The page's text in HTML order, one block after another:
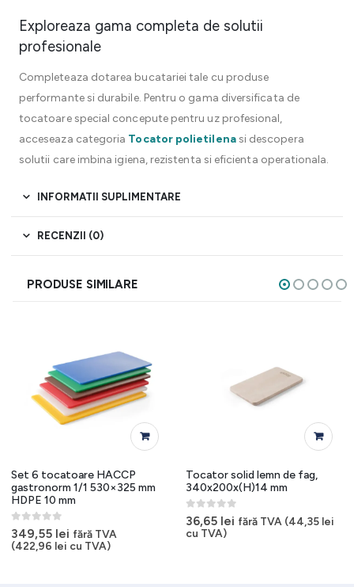
Exploreaza gama completa de solutii
profesionale
Completeaza dotarea bucatariei tale cu produse
performante si durabile. Pentru o gama diversificata de
tocatoare special concepute pentru uz profesional,
acceseaza categoria Tocator polietilenasi descopera
solutii care imbina igiena, rezistenta si eficienta operationala.
INFORMATII SUPLIMENTARE
RECENZII (0)
PRODUSE SIMILARE
Set 6 tocatoare HACCP
gastronorm 1/1 530×325 mm
HDPE 10 mm
0out of 5
349,55 lei fără TVA
(422,96 lei cu TVA)
Tocator solid lemn de fag,
340x200x(H)14 mm
0out of 5
36,65 lei fără TVA (44,35 lei
cu TVA)